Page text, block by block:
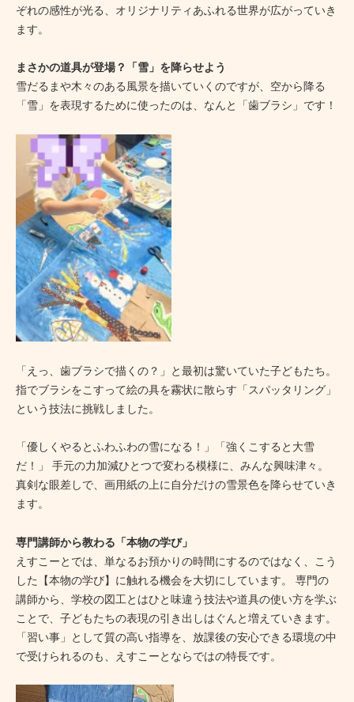
ぞれの感性が光る、オリジナリティあふれる世界が広がっていき
ます。
まさかの道具が登場？「雪」を降らせよう
雪だるまや木々のある風景を描いていくのですが、空から降る
「雪」を表現するために使ったのは、なんと「歯ブラシ」です！
「えっ、歯ブラシで描くの？」と最初は驚いていた子どもたち。
指でブラシをこすって絵の具を霧状に散らす「スパッタリング」
という技法に挑戦しました。
「優しくやるとふわふわの雪になる！」「強くこすると大雪
だ！」 手元の力加減ひとつで変わる模様に、みんな興味津々。
真剣な眼差しで、画用紙の上に自分だけの雪景色を降らせていき
ます。
専門講師から教わる「本物の学び」
えすこーとでは、単なるお預かりの時間にするのではなく、こう
した【本物の学び】に触れる機会を大切にしています。 専門の
講師から、学校の図工とはひと味違う技法や道具の使い方を学ぶ
ことで、子どもたちの表現の引き出しはぐんと増えていきます。
「習い事」として質の高い指導を、放課後の安心できる環境の中
で受けられるのも、えすこーとならではの特長です。